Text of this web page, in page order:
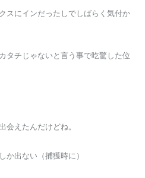
スにインだったしでしばらく気付か
タチじゃないと言う事で吃驚した位
会えたんだけどね。
か出ない（捕獲時に）